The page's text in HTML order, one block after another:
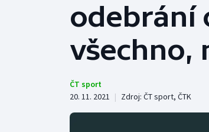
Tenis
Atletika
odebrání
všechno,
ČT sport
20. 11. 2021 | Zdroj: ČT sport, ČTK